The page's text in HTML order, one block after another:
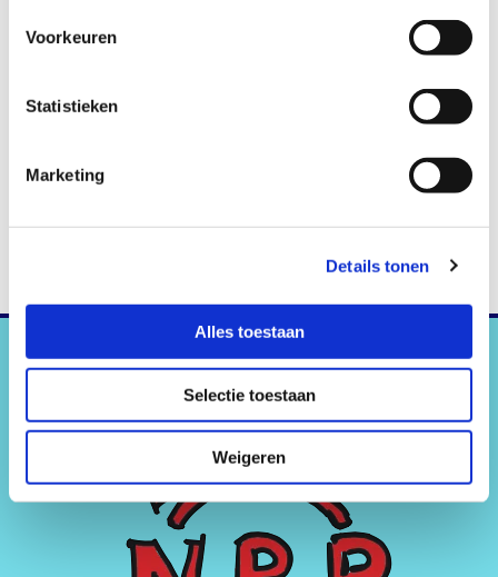
Voorkeuren
Statistieken
Marketing
Details tonen
Alles toestaan
Selectie toestaan
Weigeren